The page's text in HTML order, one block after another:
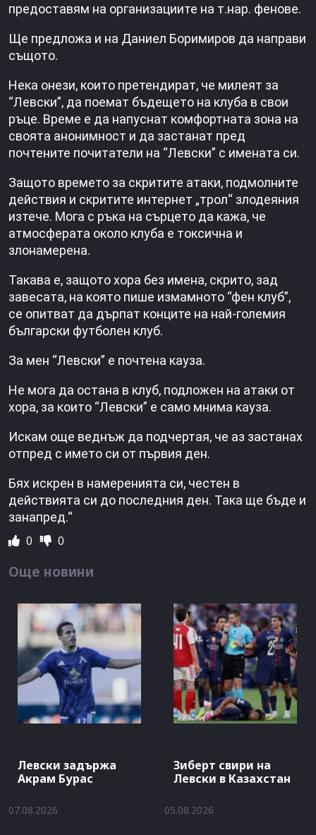
предоставям на организациите на т.нар. фенове.
Ще предложа и на Даниел Боримиров да направи
същото.
Нека онези, които претендират, че милеят за
“Левски”, да поемат бъдещето на клуба в свои
ръце. Време е да напуснат комфортната зона на
своята анонимност и да застанат пред
почтените почитатели на “Левски” с имената си.
Защото времето за скритите атаки, подмолните
действия и скритите интернет „трол“ злодеяния
изтече. Мога с ръка на сърцето да кажа, че
атмосферата около клуба е токсична и
злонамерена.
Такава е, защото хора без имена, скрито, зад
завесата, на която пише измамното “фен клуб”,
се опитват да дърпат конците на най-големия
български футболен клуб.
За мен “Левски” е почтена кауза.
Не мога да остана в клуб, подложен на атаки от
хора, за които “Левски” е само мнима кауза.
Искам още веднъж да подчертая, че аз застанах
отпред с името си от първия ден.
Бях искрен в намеренията си, честен в
действията си до последния ден. Така ще бъде и
занапред.“
0 0
Още новини
Левски задържа
Акрам Бурас
07.08.2026
Зиберт свири на
Левски в Казахстан
05.08.2026